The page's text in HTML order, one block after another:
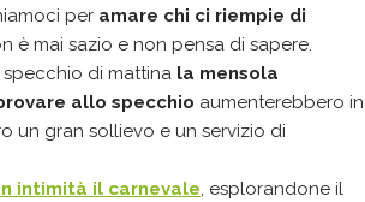
per amare chi ci riempie di
è mai sazio e non pensa di sapere.
specchio di mattina la mensola
allo specchio aumenterebbero in
un gran sollievo e un servizio di
intimità il carnevale, esplorandone il